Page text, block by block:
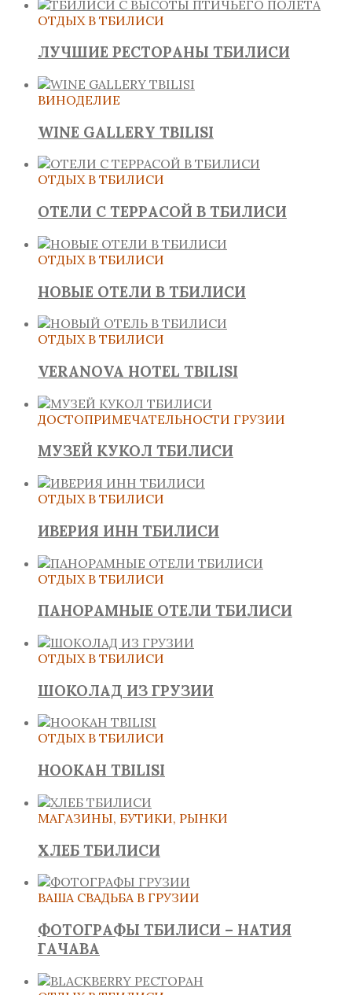
ОТДЫХ В ТБИЛИСИ
ЛУЧШИЕ РЕСТОРАНЫ ТБИЛИСИ
ВИНОДЕЛИЕ
WINE GALLERY TBILISI
ОТДЫХ В ТБИЛИСИ
ОТЕЛИ С ТЕРРАСОЙ В ТБИЛИСИ
ОТДЫХ В ТБИЛИСИ
НОВЫЕ ОТЕЛИ В ТБИЛИСИ
ОТДЫХ В ТБИЛИСИ
VERANOVA HOTEL TBILISI
ДОСТОПРИМЕЧАТЕЛЬНОСТИ ГРУЗИИ
МУЗЕЙ КУКОЛ ТБИЛИСИ
ОТДЫХ В ТБИЛИСИ
ИВЕРИЯ ИНН ТБИЛИСИ
ОТДЫХ В ТБИЛИСИ
ПАНОРАМНЫЕ ОТЕЛИ ТБИЛИСИ
ОТДЫХ В ТБИЛИСИ
ШОКОЛАД ИЗ ГРУЗИИ
ОТДЫХ В ТБИЛИСИ
HOOKAH TBILISI
МАГАЗИНЫ, БУТИКИ, РЫНКИ
ХЛЕБ ТБИЛИСИ
ВАША СВАДЬБА В ГРУЗИИ
ФОТОГРАФЫ ТБИЛИСИ – НАТИЯ
ГАЧАВА